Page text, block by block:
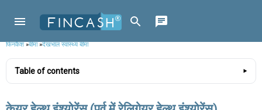
फिनकैश»बीमा»देखभाल स्वास्थ्य बीमा
Table of contents